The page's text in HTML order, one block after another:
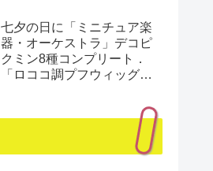
七夕の日に「ミニチュア楽
器・オーケストラ」デコピ
クミン8種コンプリート．
「ロココ調プフウィッグ・